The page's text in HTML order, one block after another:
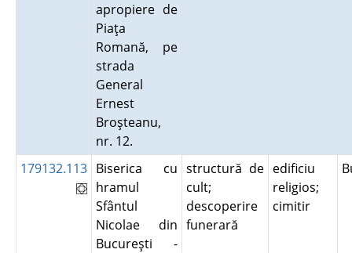
apropiere de
Piaţa
Romană, pe
strada
General
Ernest
Broşteanu,
nr. 12.
179132.113 Biserica cu
hramul
Sfântul
Nicolae din
Bucureşti -
structură de
cult;
descoperire
funerară
edificiu
religios;
cimitir